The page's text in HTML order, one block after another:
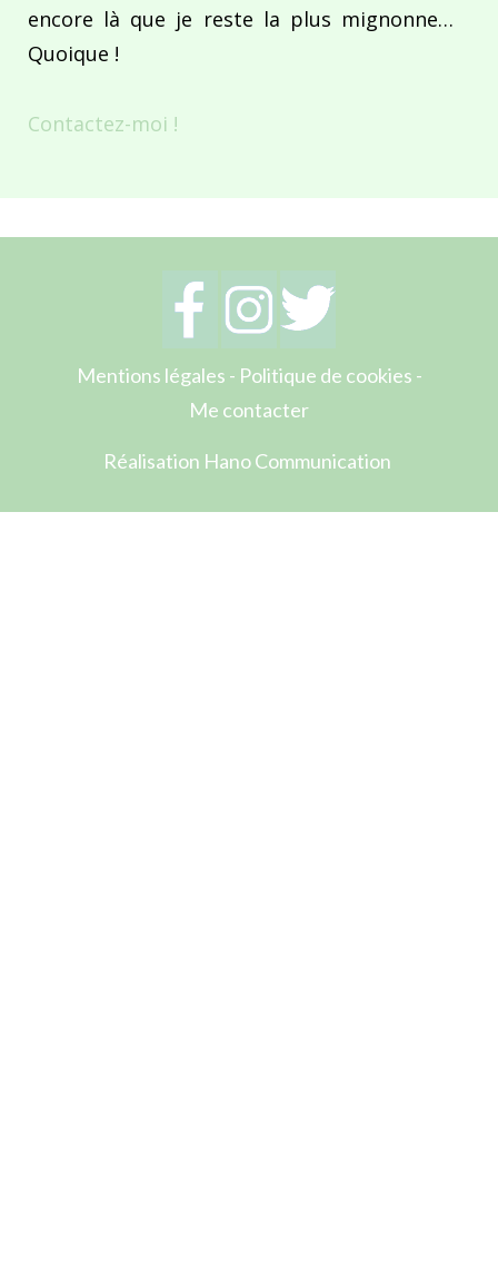
encore là que je reste la plus mignonne…
Quoique !
Contactez-moi !
Mentions légales - Politique de cookies -
Me contacter
Réalisation Hano Communication